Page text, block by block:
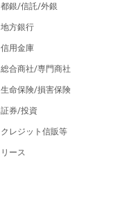
都銀/信託/外銀
地方銀行
信用金庫
総合商社/専門商社
生命保険/損害保険
証券/投資
クレジット信販等
リース